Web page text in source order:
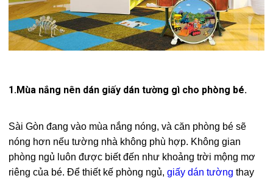
1.Mùa nắng nên dán giấy dán tường gì cho phòng bé.
Sài Gòn đang vào mùa nắng nóng, và căn phòng bé sẽ
nóng hơn nếu tường nhà không phù hợp. Không gian
phòng ngủ luôn được biết đến như khoảng trời mộng mơ
riêng của bé. Để thiết kế phòng ngủ,giấy dán tường thay